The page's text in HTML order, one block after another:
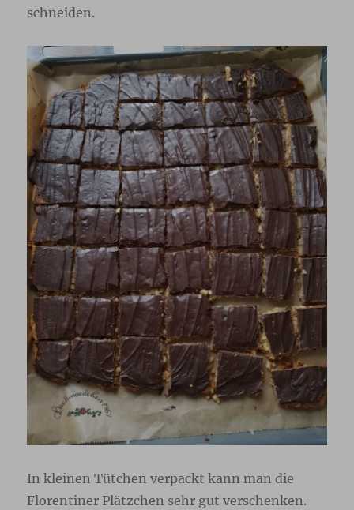
schneiden.
In kleinen Tütchen verpackt kann man die
Florentiner Plätzchen sehr gut verschenken.